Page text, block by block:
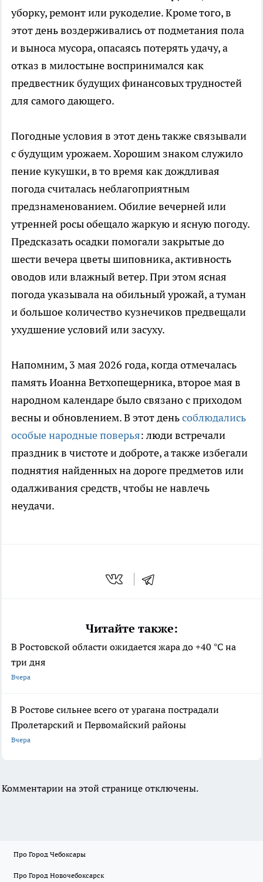
уборку, ремонт или рукоделие. Кроме того, в
этот день воздерживались от подметания пола
и выноса мусора, опасаясь потерять удачу, а
отказ в милостыне воспринимался как
предвестник будущих финансовых трудностей
для самого дающего.
Погодные условия в этот день также связывали
с будущим урожаем. Хорошим знаком служило
пение кукушки, в то время как дождливая
погода считалась неблагоприятным
предзнаменованием. Обилие вечерней или
утренней росы обещало жаркую и ясную погоду.
Предсказать осадки помогали закрытые до
шести вечера цветы шиповника, активность
оводов или влажный ветер. При этом ясная
погода указывала на обильный урожай, а туман
и большое количество кузнечиков предвещали
ухудшение условий или засуху.
Напомним, 3 мая 2026 года, когда отмечалась
память Иоанна Ветхопещерника, второе мая в
народном календаре было связано с приходом
весны и обновлением. В этот деньсоблюдались
особые народные поверья: люди встречали
праздник в чистоте и доброте, а также избегали
поднятия найденных на дороге предметов или
одалживания средств, чтобы не навлечь
неудачи.
Читайте также:
В Ростовской области ожидается жара до +40 °С на
три дня
Вчера
В Ростове сильнее всего от урагана пострадали
Пролетарский и Первомайский районы
Вчера
Комментарии на этой странице отключены.
Про Город Чебоксары
Про Город Новочебоксарск